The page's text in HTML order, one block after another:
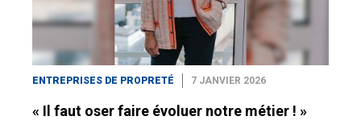
ENTREPRISES DE PROPRETÉ 7 JANVIER 2026
« Il faut oser faire évoluer notre métier ! »